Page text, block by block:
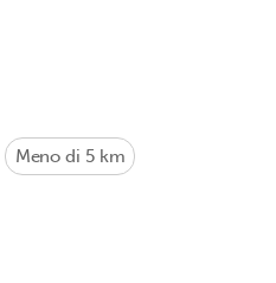
Meno di 5 km